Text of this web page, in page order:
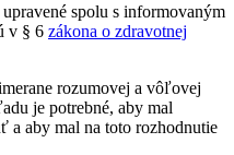
spolu s informovaným
v § 6 zákona o zdravotnej
rozumovej a vôľovej
je potrebné, aby mal
a aby mal na toto rozhodnutie